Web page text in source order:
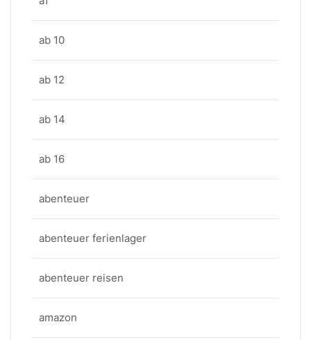
ab 10
ab 12
ab 14
ab 16
abenteuer
abenteuer ferienlager
abenteuer reisen
amazon